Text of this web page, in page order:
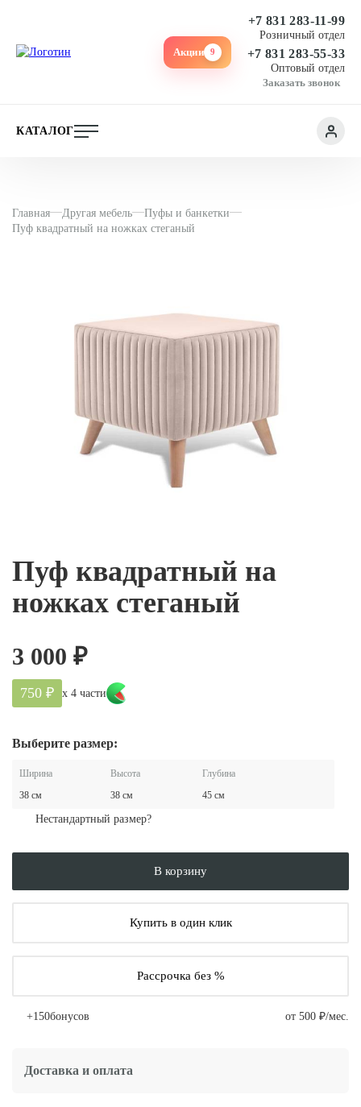
9
Акции
+7 831 283-11-99
Розничный отдел
+7 831 283-55-33
Оптовый отдел
Заказать звонок
КАТАЛОГ
Главная Другая мебель
Пуфы и банкетки
Пуф квадратный на ножках стеганый
Пуф квадратный на
ножках стеганый
3 000 ₽
750 ₽ х 4 части
Выберите размер:
Ширина Высота
Глубина
38 см
38 см 45 см
Нестандартный размер?
В корзину
Купить в один клик
Рассрочка без %
+150бонусов от 500 ₽/мес.
Доставка и оплата